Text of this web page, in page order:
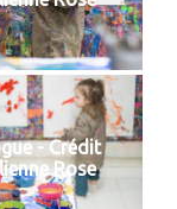
- Crédit
Rose